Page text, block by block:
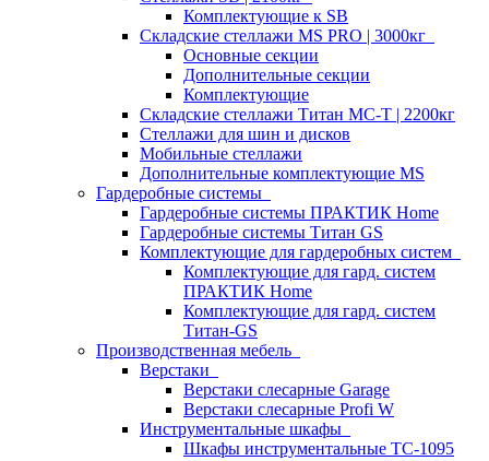
Комплектующие к SB
Складские стеллажи MS PRO | 3000кг
Основные секции
Дополнительные секции
Комплектующие
Складские стеллажи Титан МС-Т | 2200кг
Стеллажи для шин и дисков
Мобильные стеллажи
Дополнительные комплектующие MS
Гардеробные системы
Гардеробные системы ПРАКТИК Home
Гардеробные системы Титан GS
Комплектующие для гардеробных систем
Комплектующие для гард. систем
ПРАКТИК Home
Комплектующие для гард. систем
Титан-GS
Производственная мебель
Верстаки
Верстаки слесарные Garage
Верстаки слесарные Profi W
Инструментальные шкафы
Шкафы инструментальные TC-1095